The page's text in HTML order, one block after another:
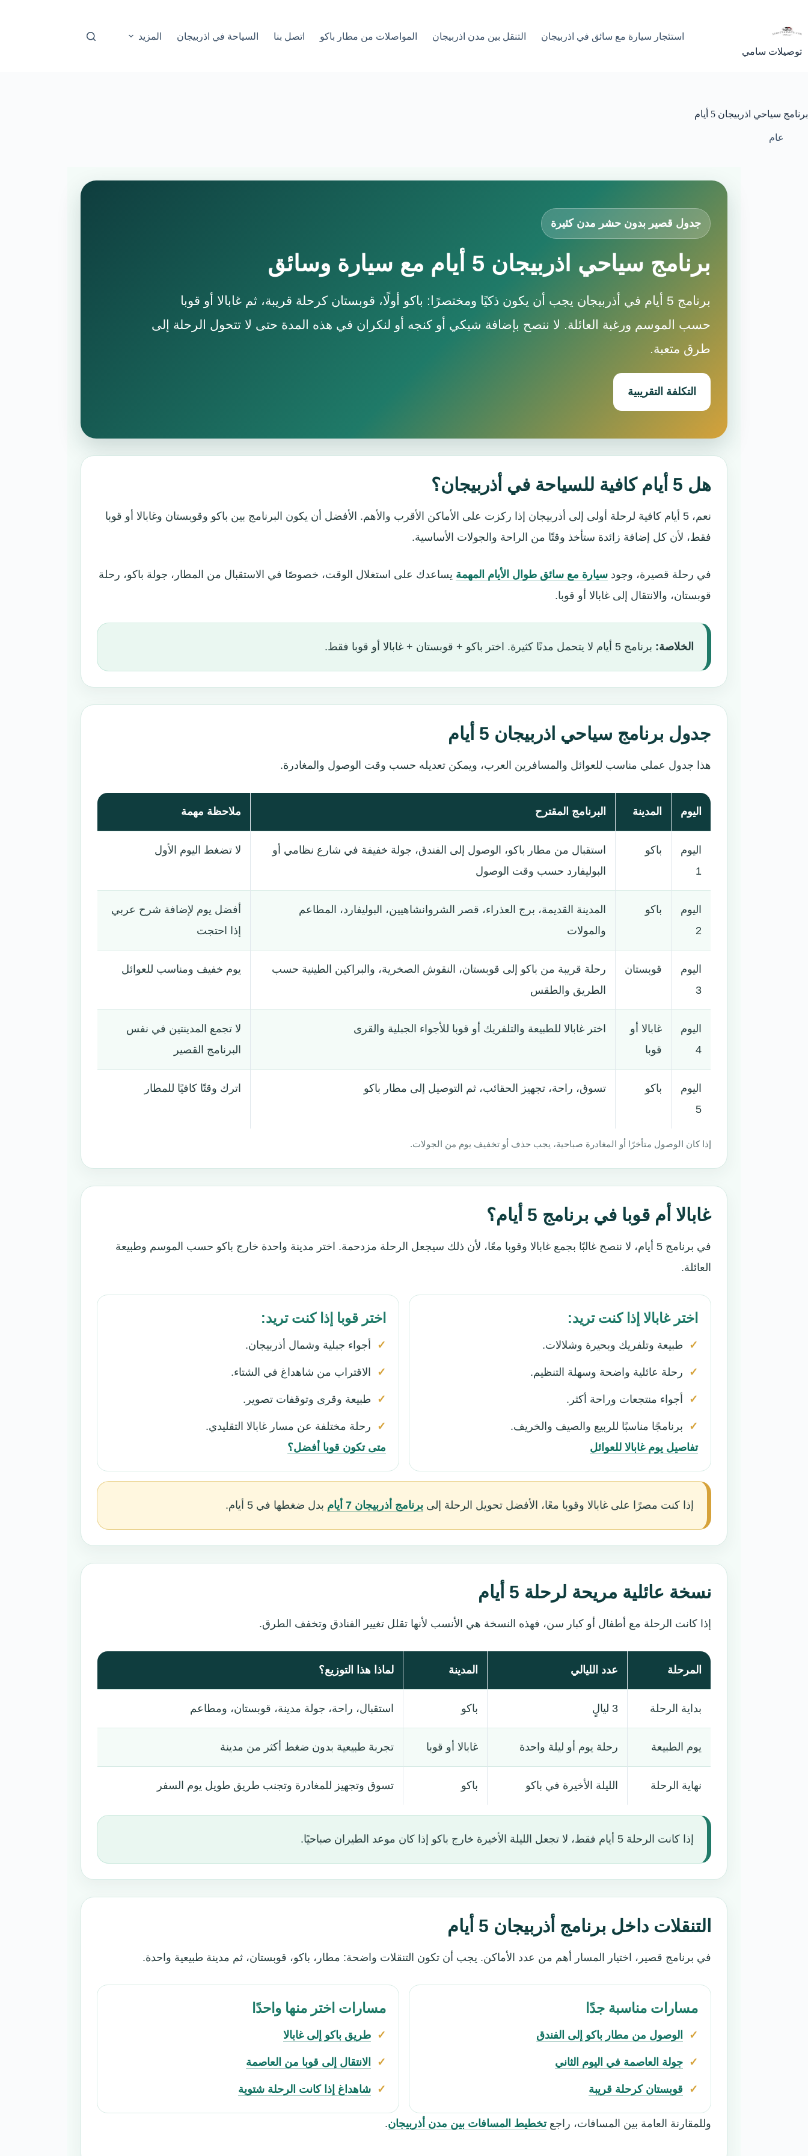
المحتوى
توصيلات سامي
استئجار سيارة مع سائق في اذربيجان التنقل بين مدن اذربيجان المواصلات من مطار باكو اتصل بنا السياحة في اذربيجان المزيد
برنامج سياحي اذربيجان 5 أيام
عام
جدول قصير بدون حشر مدن كثيرة
برنامج سياحي اذربيجان 5 أيام مع سيارة وسائق
برنامج 5 أيام في أذربيجان يجب أن يكون ذكيًا ومختصرًا: باكو أولًا، قوبستان كرحلة قريبة، ثم غابالا أو قوبا
حسب الموسم ورغبة العائلة. لا ننصح بإضافة شيكي أو كنجه أو لنكران في هذه المدة حتى لا تتحول الرحلة إلى
طرق متعبة.
التكلفة التقريبية
هل 5 أيام كافية للسياحة في أذربيجان؟
نعم، 5 أيام كافية لرحلة أولى إلى أذربيجان إذا ركزت على الأماكن الأقرب والأهم. الأفضل أن يكون البرنامج بين باكو وقوبستان وغابالا أو قوبا
فقط، لأن كل إضافة زائدة ستأخذ وقتًا من الراحة والجولات الأساسية.
في رحلة قصيرة، وجود سيارة مع سائق طوال الأيام المهمة يساعدك على استغلال الوقت، خصوصًا في الاستقبال من المطار، جولة باكو، رحلة
قوبستان، والانتقال إلى غابالا أو قوبا.
الخلاصة: برنامج 5 أيام لا يتحمل مدنًا كثيرة. اختر باكو + قوبستان + غابالا أو قوبا فقط.
جدول برنامج سياحي اذربيجان 5 أيام
هذا جدول عملي مناسب للعوائل والمسافرين العرب، ويمكن تعديله حسب وقت الوصول والمغادرة.
اليوم المدينة البرنامج المقترح ملاحظة مهمة
اليوم
1
باكو
استقبال من مطار باكو، الوصول إلى الفندق، جولة خفيفة في شارع نظامي أو
البوليفارد حسب وقت الوصول
لا تضغط اليوم الأول
اليوم
2
باكو
المدينة القديمة، برج العذراء، قصر الشروانشاهيين، البوليفارد، المطاعم
والمولات
أفضل يوم لإضافة شرح عربي
إذا احتجت
اليوم
3
قوبستان
رحلة قريبة من باكو إلى قوبستان، النقوش الصخرية، والبراكين الطينية حسب
الطريق والطقس
يوم خفيف ومناسب للعوائل
اليوم
4
غابالا أو
قوبا
اختر غابالا للطبيعة والتلفريك أو قوبا للأجواء الجبلية والقرى
لا تجمع المدينتين في نفس
البرنامج القصير
اليوم
5
باكو تسوق، راحة، تجهيز الحقائب، ثم التوصيل إلى مطار باكو اترك وقتًا كافيًا للمطار
إذا كان الوصول متأخرًا أو المغادرة صباحية، يجب حذف أو تخفيف يوم من الجولات.
غابالا أم قوبا في برنامج 5 أيام؟
في برنامج 5 أيام، لا ننصح غالبًا بجمع غابالا وقوبا معًا، لأن ذلك سيجعل الرحلة مزدحمة. اختر مدينة واحدة خارج باكو حسب الموسم وطبيعة
العائلة.
اختر غابالا إذا كنت تريد:
طبيعة وتلفريك وبحيرة وشلالات.
رحلة عائلية واضحة وسهلة التنظيم.
أجواء منتجعات وراحة أكثر.
برنامجًا مناسبًا للربيع والصيف والخريف.
تفاصيل يوم غابالا للعوائل
اختر قوبا إذا كنت تريد:
أجواء جبلية وشمال أذربيجان.
الاقتراب من شاهداغ في الشتاء.
طبيعة وقرى وتوقفات تصوير.
رحلة مختلفة عن مسار غابالا التقليدي.
متى تكون قوبا أفضل؟
إذا كنت مصرًا على غابالا وقوبا معًا، الأفضل تحويل الرحلة إلى برنامج أذربيجان 7 أيام بدل ضغطها في 5 أيام.
نسخة عائلية مريحة لرحلة 5 أيام
إذا كانت الرحلة مع أطفال أو كبار سن، فهذه النسخة هي الأنسب لأنها تقلل تغيير الفنادق وتخفف الطرق.
المرحلة عدد الليالي المدينة لماذا هذا التوزيع؟
بداية الرحلة 3 ليالٍ باكو استقبال، راحة، جولة مدينة، قوبستان، ومطاعم
يوم الطبيعة رحلة يوم أو ليلة واحدة غابالا أو قوبا تجربة طبيعية بدون ضغط أكثر من مدينة
نهاية الرحلة الليلة الأخيرة في باكو باكو تسوق وتجهيز للمغادرة وتجنب طريق طويل يوم السفر
إذا كانت الرحلة 5 أيام فقط، لا تجعل الليلة الأخيرة خارج باكو إذا كان موعد الطيران صباحيًا.
التنقلات داخل برنامج أذربيجان 5 أيام
في برنامج قصير، اختيار المسار أهم من عدد الأماكن. يجب أن تكون التنقلات واضحة: مطار، باكو، قوبستان، ثم مدينة طبيعية واحدة.
مسارات مناسبة جدًا
الوصول من مطار باكو إلى الفندق
جولة العاصمة في اليوم الثاني
قوبستان كرحلة قريبة
مسارات اختر منها واحدًا
طريق باكو إلى غابالا
الانتقال إلى قوبا من العاصمة
شاهداغ إذا كانت الرحلة شتوية
وللمقارنة العامة بين المسافات، راجعتخطيط المسافات بين مدن أذربيجان.